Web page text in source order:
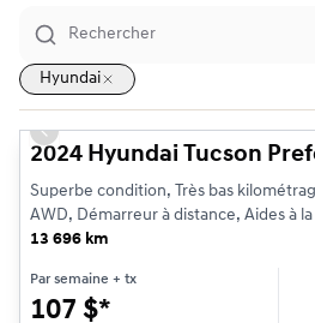
Hyundai
Très bonne offre
Previous slide
2024 Hyundai Tucson
Superbe condition, Très bas
AWD, Démarreur à distance, Aides à
13 696 km
Par semaine + tx
107 $*